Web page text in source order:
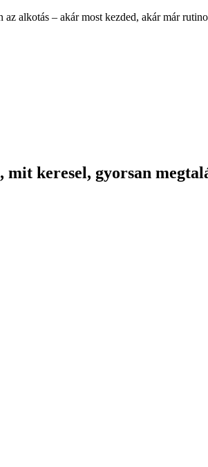
alkotás – akár most kezded, akár már
mit keresel, gyorsan